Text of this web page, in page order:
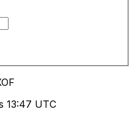
13:47 UTC